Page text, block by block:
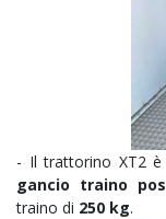
- Il trattorino XT2
gancio traino
traino di 250 kg.